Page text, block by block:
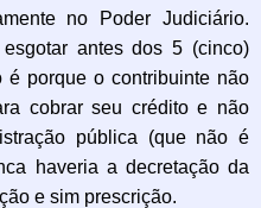
no Poder Judiciário.
antes dos 5 (cinco)
porque o contribuinte não
cobrar seu crédito e não
pública (que não é
haveria a decretação da
e sim prescrição.